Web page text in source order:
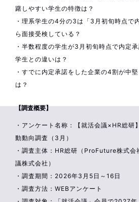
躇しやすい学生の特徴は？
・理系学生の4分の3は「3月初旬時点で
ら面接受検している？
・半数程度の学生が3月初旬時点で内定
学生との違いは？
・すでに内定承諾をした企業の4割が中
は？
【調査概要】
・アンケート名称：【就活会議×HR総
動動向調査（3月）
・調査主体：HR総研（ProFuture株式会
議株式会社）
・調査期間：2026年3月5日～16日
・調査方法：WEBアンケート